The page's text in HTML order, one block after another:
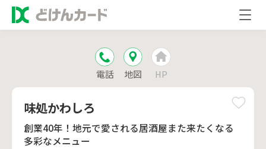
電話 地図 HP
味処かわしろ
創業40年！地元で愛される居酒屋また来たくなる
多彩なメニュー